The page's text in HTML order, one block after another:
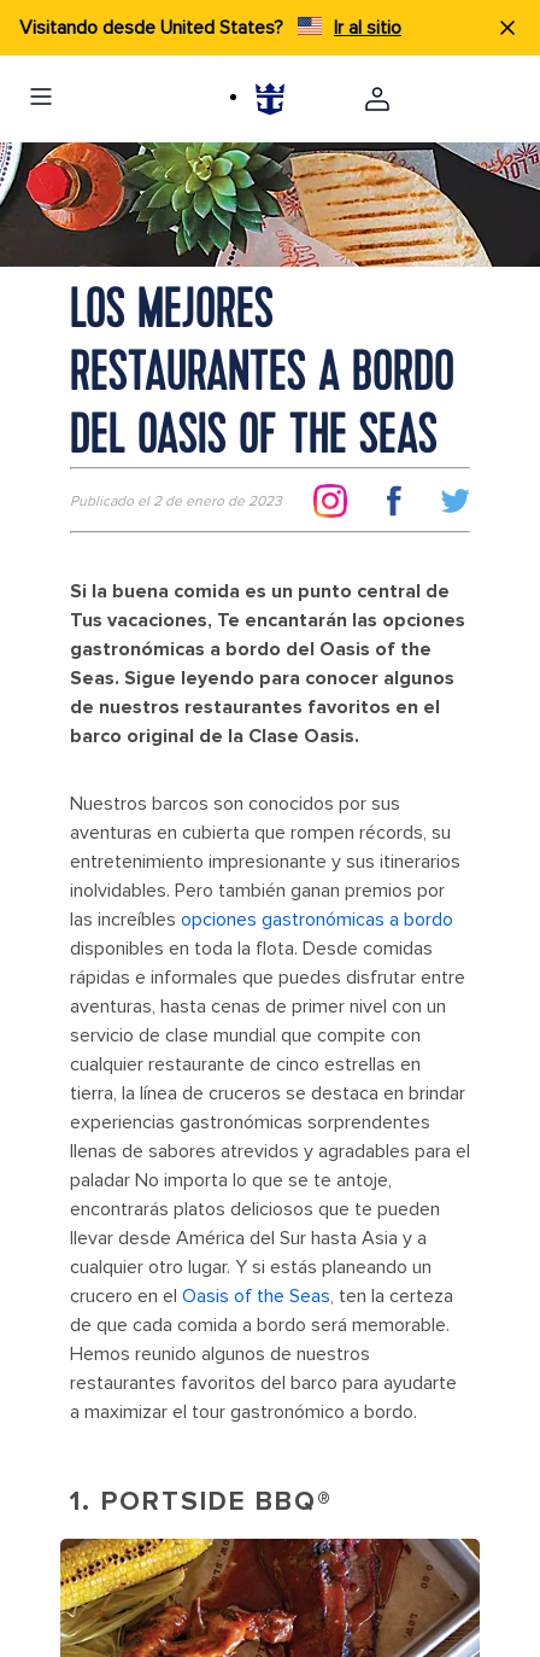
Visitando desde United States? Ir al sitio
Mexican food family style with tons of options at El Loco Fresh
LOS MEJORES
RESTAURANTES A BORDO
DEL OASIS OF THE SEAS
Publicado el 2 de enero de 2023
Si la buena comida es un punto central de
Tus vacaciones, Te encantarán las opciones
gastronómicas a bordo del Oasis of the
Seas. Sigue leyendo para conocer algunos
de nuestros restaurantes favoritos en el
barco original de la Clase Oasis.
Nuestros barcos son conocidos por sus
aventuras en cubierta que rompen récords, su
entretenimiento impresionante y sus itinerarios
inolvidables. Pero también ganan premios por
las increíbles opciones gastronómicas a bordo
disponibles en toda la flota. Desde comidas
rápidas e informales que puedes disfrutar entre
aventuras, hasta cenas de primer nivel con un
servicio de clase mundial que compite con
cualquier restaurante de cinco estrellas en
tierra, la línea de cruceros se destaca en brindar
experiencias gastronómicas sorprendentes
llenas de sabores atrevidos y agradables para el
paladar No importa lo que se te antoje,
encontrarás platos deliciosos que te pueden
llevar desde América del Sur hasta Asia y a
cualquier otro lugar. Y si estás planeando un
crucero en el Oasis of the Seas, ten la certeza
de que cada comida a bordo será memorable.
Hemos reunido algunos de nuestros
restaurantes favoritos del barco para ayudarte
a maximizar el tour gastronómico a bordo.
1. PORTSIDE BBQ®